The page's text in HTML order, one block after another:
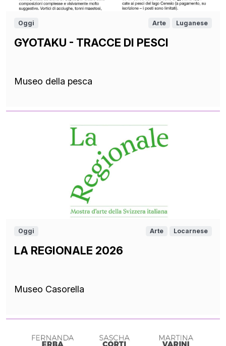
Oggi Arte Luganese
GYOTAKU - TRACCE DI PESCI
Museo della pesca
Oggi Arte Locarnese
LA REGIONALE 2026
Museo Casorella